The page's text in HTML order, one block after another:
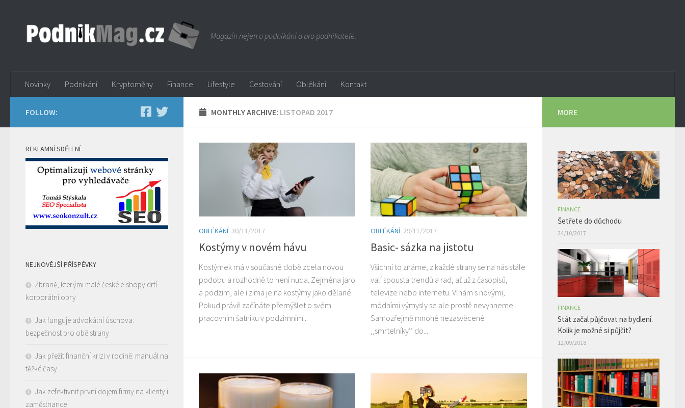
Magazín nejen o podnikání a pro podnikatele.
Novinky Podnikání Kryptoměny Finance Lifestyle Cestování Oblékání Kontakt
MONTHLY ARCHIVE: LISTOPAD 2017
OBLÉKÁNÍ 30/11/2017
Kostýmy v novém hávu
Kostýmek má v současné době zcela novou
podobu a rozhodně to není nuda. Zejména jaro
a podzim, ale i zima je na kostýmy jako dělané.
Pokud právě začínáte přemýšlet o svém
pracovním šatníku v podzimním...
OBLÉKÁNÍ 29/11/2017
Basic- sázka na jistotu
Všichni to známe, z každé strany se na nás stále
valí spousta trendů a rad, ať už z časopisů,
televize nebo internetu. Vlnám s novými,
módními výmysly se ale prostě nevyhneme.
Samozřejmě mnohé nezasvěcené
‚‚smrtelníky‘‘ do...
FOLLOW:
REKLAMNÍ SDĚLENÍ
NEJNOVĚJŠÍ PŘÍSPĚVKY
Zbraně, kterými malé české e-shopy drtí
korporátní obry
Jak funguje advokátní úschova:
bezpečnost pro obě strany
Jak přežít finanční krizi v rodině: manuál na
těžké časy
Jak zefektivnit první dojem firmy na klienty i
zaměstnance
MORE
FINANCE
Šetřete do důchodu
24/10/2017
FINANCE
Stát začal půjčovat na bydlení.
Kolik je možné si půjčit?
12/09/2018